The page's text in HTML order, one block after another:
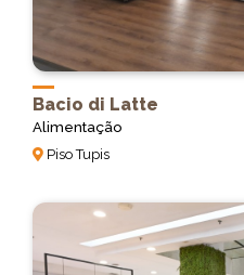
Bacio di Latte
Alimentação
Piso Tupis